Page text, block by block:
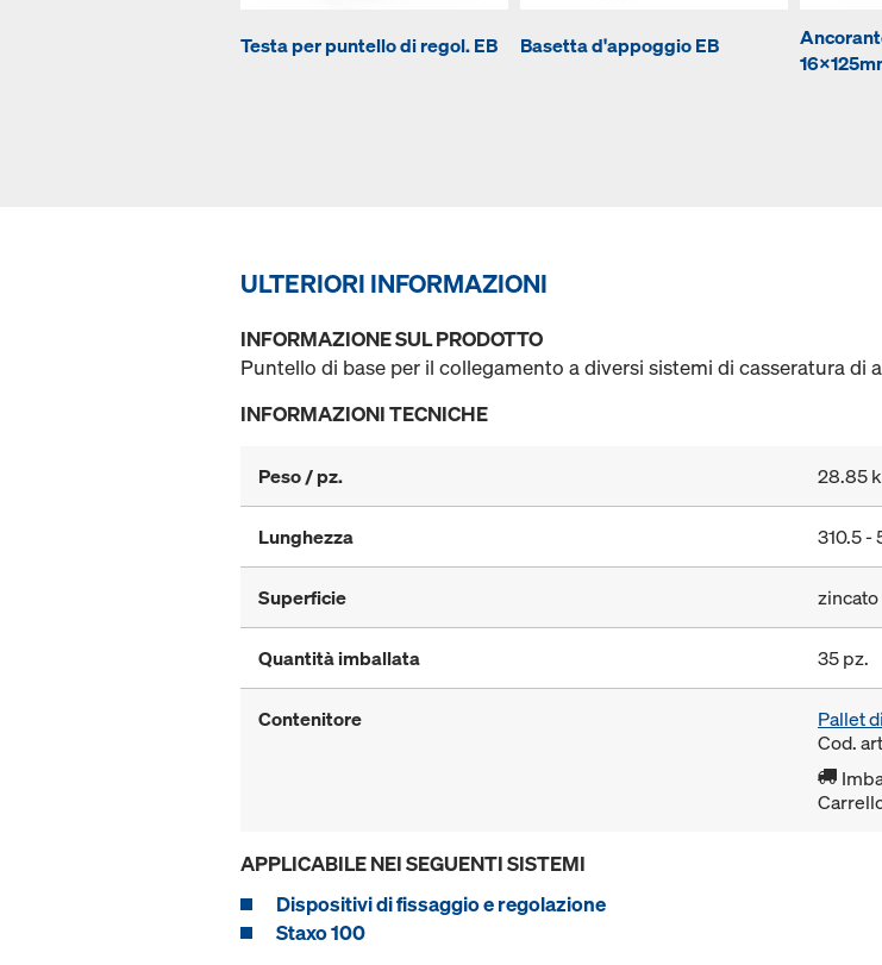
Testa per puntello di regol. EB Basetta d'appoggio EB
ULTERIORI INFORMAZIONI
INFORMAZIONE SUL PRODOTTO
Puntello di base per il collegamento a diversi sistemi di casseratura di
INFORMAZIONI TECNICHE
Peso / pz. 28.85
Lunghezza 310.5 -
Superficie zincato
Quantità imballata 35 pz.
Contenitore
Pallet
Cod.
APPLICABILE NEI SEGUENTI SISTEMI
Dispositivi di fissaggio e regolazione
Staxo 100